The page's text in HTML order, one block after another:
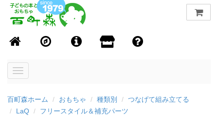
Toggle
百町森ホーム おもちゃ 種類別
つなげて組み立てる
LaQ
フリースタイル＆補充パーツ